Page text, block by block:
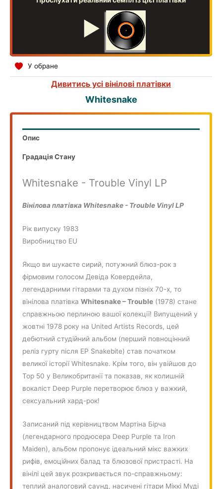
▶
У обране
Дивитись усі вінілові платівки
Whitesnake
Опис
Градація Стану
Whitesnake - Trouble Vinyl LP
Вінілова платівка Whitesnake - Trouble Vinyl LP
Рік випуску 1983
Виробництво EU
Якщо ви шукаєте сирий, потужний блюз-рок з
фірмовим голосом Девіда Ковердейла,
легендарними гітарами та духом пізніх 70-х, то
вінілова платівкаWhitesnake – Trouble (1978) стане
справжньою перлиною вашої колекції! Випущений у
жовтні 1978 року на United Artists Records, цей
дебютний студійний альбом (перший повноцінний
реліз гурту після EP Snakebite) став початком
великої історії Whitesnake. Крім того, він увійшов до
Top 50 у Великобританії та показав, як колишній
вокаліст Deep Purple перетворює блюз у важкий,
сексуальний хард-рок!
Записаний під керівництвом Мартіна Бірча
(легендарного продюсера Deep Purple та Iron
Maiden), альбом пропонує ідеальний мікс важких
рифів, емоційних балад та блюзової пристрасті. На
вінілі цей звук розкривається по-справжньому:
теплий аналоговий саунд, насичені гітари Міккі Муді